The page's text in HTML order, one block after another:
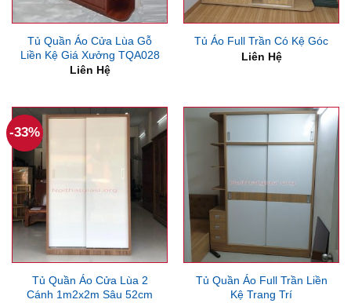
Tủ Quần Áo Cửa Lùa Gỗ
Liền Kệ Giá Xưởng TQA028
Liên Hệ
Tủ Áo Full Trần Có Kệ Góc
Liên Hệ
-33%
Tủ Quần Áo Cửa Lùa 2
Cánh 1m2x2m Sâu 52cm
Tủ Quần Áo Full Trần Liền
Kệ Trang Trí